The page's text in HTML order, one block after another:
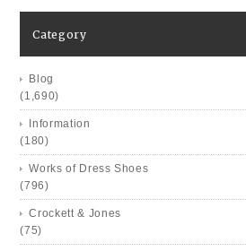
Category
Blog
(1,690)
Information
(180)
Works of Dress Shoes
(796)
Crockett & Jones
(75)